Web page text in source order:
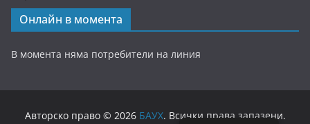
Онлайн в момента
В момента няма потребители на линия
Авторско право © 2026 БАУХ. Всички права запазени.